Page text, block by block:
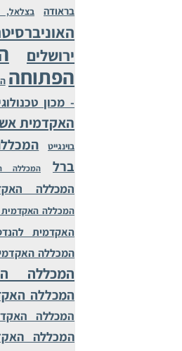
בראודה
בצלאל,
ירושלים
הפתוחה
- מכון
האקדמית
בוינגייט
ברל
המכללה
המכללה
המכללה האקדמית
האקדמית
המכללה
המכללה
המכללה
המכללה
המכללה